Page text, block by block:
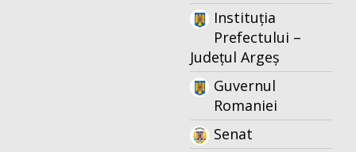
Instituția
Prefectului –
Județul Argeș
Guvernul
Romaniei
Senat